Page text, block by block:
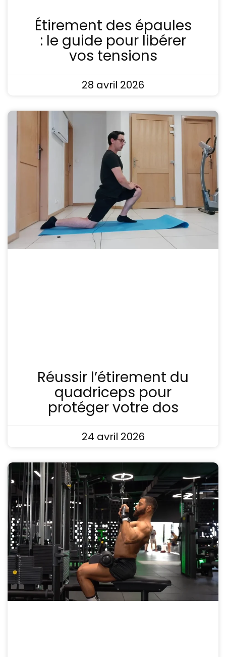
Étirement des épaules
: le guide pour libérer
vos tensions
28 avril 2026
Réussir l’étirement du
quadriceps pour
protéger votre dos
24 avril 2026